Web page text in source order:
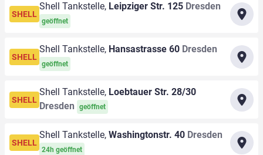
SHELL
Shell Tankstelle, Leipziger Str. 125 Dresden
geöffnet
SHELL
Shell Tankstelle, Hansastrasse 60 Dresden
geöffnet
SHELL
Shell Tankstelle, Loebtauer Str. 28/30
Dresden
geöffnet
SHELL
Shell Tankstelle, Washingtonstr. 40 Dresden
24h geöffnet